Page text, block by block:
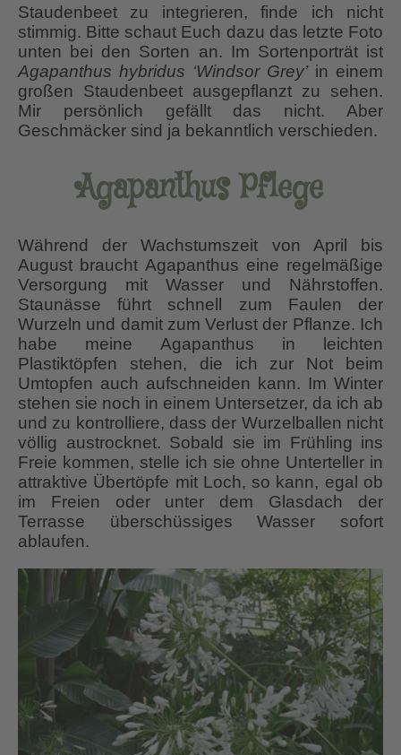
Staudenbeet zu integrieren, finde ich nicht
stimmig. Bitte schaut Euch dazu das letzte Foto
unten bei den Sorten an. Im Sortenporträt ist
Agapanthus hybridus ‘Windsor Grey’in einem
großen Staudenbeet ausgepflanzt zu sehen.
Mir persönlich gefällt das nicht. Aber
Geschmäcker sind ja bekanntlich verschieden.
Agapanthus Pflege
Während der Wachstumszeit von April bis
August braucht Agapanthus eine regelmäßige
Versorgung mit Wasser und Nährstoffen.
Staunässe führt schnell zum Faulen der
Wurzeln und damit zum Verlust der Pflanze. Ich
habe meine Agapanthus in leichten
Plastiktöpfen stehen, die ich zur Not beim
Umtopfen auch aufschneiden kann. Im Winter
stehen sie noch in einem Untersetzer, da ich ab
und zu kontrolliere, dass der Wurzelballen nicht
völlig austrocknet. Sobald sie im Frühling ins
Freie kommen, stelle ich sie ohne Unterteller in
attraktive Übertöpfe mit Loch, so kann, egal ob
im Freien oder unter dem Glasdach der
Terrasse überschüssiges Wasser sofort
ablaufen.